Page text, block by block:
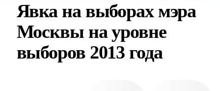
Явка на выборах мэра
Москвы на уровне
выборов 2013 года